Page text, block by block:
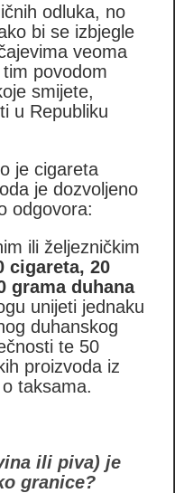
odluka, no
bi se izbjegle
veoma
tim povodom
smijete,
u Republiku
je cigareta
je dozvoljeno
odgovora:
ili željezničkim
cigareta, 20
grama duhana
unijeti jednaku
duhanskog
te 50
proizvoda iz
taksama.
ili piva) je
granice?